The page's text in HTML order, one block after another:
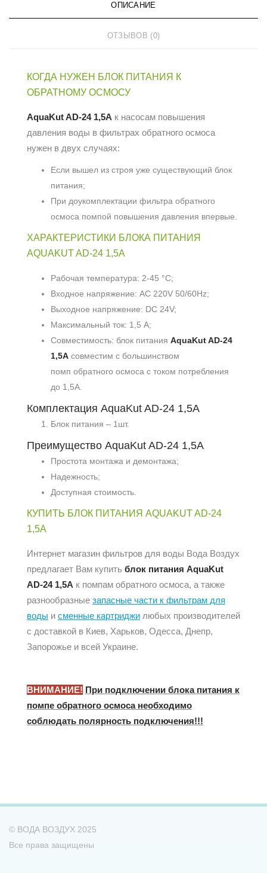
ОПИСАНИЕ
ОТЗЫВОВ (0)
КОГДА НУЖЕН БЛОК ПИТАНИЯ К
ОБРАТНОМУ ОСМОСУ
AquaKut AD-24 1,5A к насосам повышения
давления воды в фильтрах обратного осмоса
нужен в двух случаях:
Если вышел из строя уже существующий блок
питания;
При доукомплектации фильтра обратного
осмоса помпой повышения давления впервые.
ХАРАКТЕРИСТИКИ БЛОКА ПИТАНИЯ
AQUAKUT AD-24 1,5A
Рабочая температура: 2-45 °С;
Входное напряжение: AC 220V 50/60Hz;
Выходное напряжение: DC 24V;
Максимальный ток: 1,5 A;
Совместимость: блок питания AquaKut AD-24
1,5A совместим с большинством
помп обратного осмоса с током потребления
до 1,5A.
Комплектация AquaKut AD-24 1,5A
Блок питания – 1шт.
Преимущество AquaKut AD-24 1,5A
Простота монтажа и демонтажа;
Надежность;
Доступная стоимость.
КУПИТЬ БЛОК ПИТАНИЯ AQUAKUT AD-24
1,5A
Интернет магазин фильтров для воды Вода Воздух
предлагает Вам купить блок питания AquaKut
AD-24 1,5A к помпам обратного осмоса, а также
разнообразные запасные части к фильтрам для
воды и сменные картриджи любых производителей
с доставкой в Киев, Харьков, Одесса, Днепр,
Запорожье и всей Украине.
ВНИМАНИЕ! При подключении блока питания к
помпе обратного осмоса необходимо
соблюдать полярность подключения!!!
© ВОДА ВОЗДУХ 2025
Все права защищены